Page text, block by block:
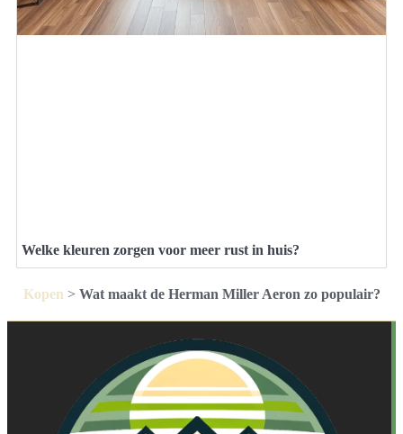
Welke kleuren zorgen voor meer rust in huis?
Kopen > Wat maakt de Herman Miller Aeron zo populair?